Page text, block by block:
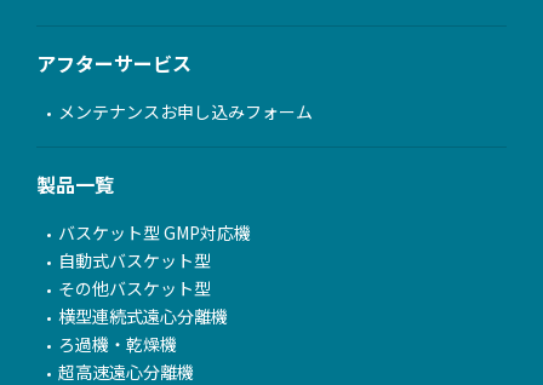
アフターサービス
メンテナンスお申し込みフォーム
製品一覧
バスケット型 GMP対応機
自動式バスケット型
その他バスケット型
横型連続式遠心分離機
ろ過機・乾燥機
超高速遠心分離機